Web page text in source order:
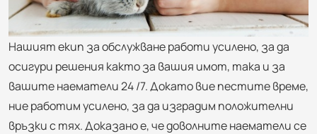
Нашият екип за обслужване работи усилено, за да
осигури решения както за вашия имот, така и за
вашите наематели 24 /7. Докато вие пестите време,
ние работим усилено, за да изградим положителни
връзки с тях. Доказано е, че доволните наематели се